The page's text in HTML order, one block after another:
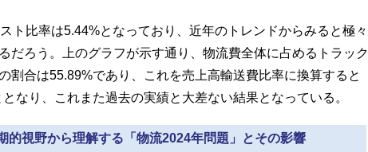
ト比率は5.44%となっており、近年のトレンドからみると極々
だろう。上のグラフが示す通り、物流費全体に占めるトラック
割合は55.89%であり、これを売上高輸送費比率に換算すると
なり、これまた過去の実績と大差ない結果となっている。
的視野から理解する「物流2024年問題」とその影響